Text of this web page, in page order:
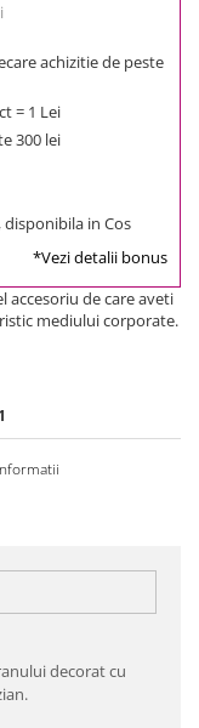
achizitie de peste
= 1 Lei
300 lei
in Cos
*Vezi detalii bonus
accesoriu de care aveti
mediului corporate.
decorat cu